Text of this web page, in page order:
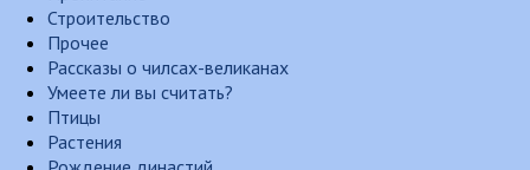
Строительство
Прочее
Рассказы о чилсах-великанах
Умеете ли вы считать?
Птицы
Растения